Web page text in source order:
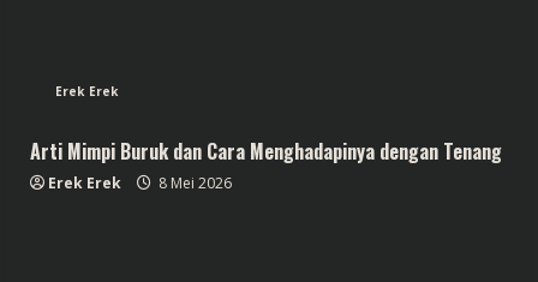
Erek Erek
Arti Mimpi Buruk dan Cara Menghadapinya dengan Tenang
Erek Erek 8 Mei 2026